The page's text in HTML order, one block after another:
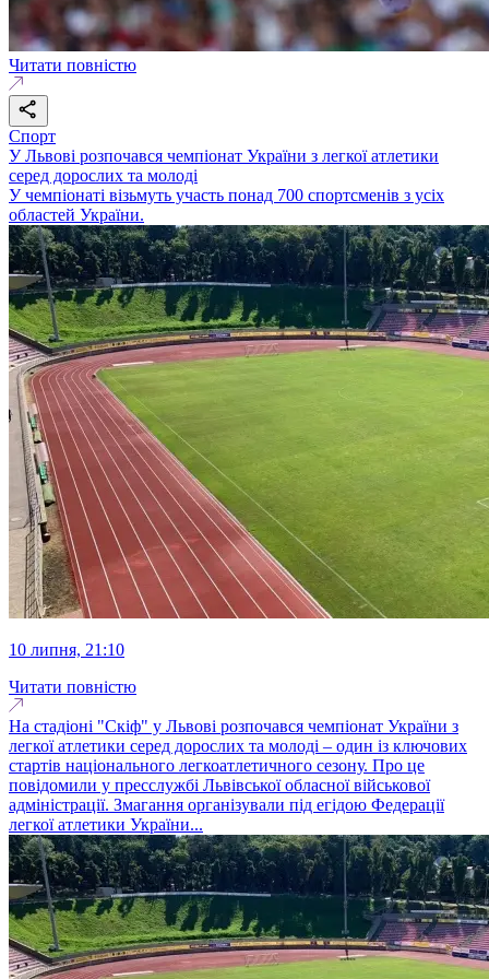
Читати повністю
Спорт
У Львові розпочався чемпіонат України з легкої атлетики
серед дорослих та молоді
У чемпіонаті візьмуть участь понад 700 спортсменів з усіх
областей України.
10 липня, 21:10
Читати повністю
На стадіоні "Скіф" у Львові розпочався чемпіонат України з
легкої атлетики серед дорослих та молоді – один із ключових
стартів національного легкоатлетичного сезону. Про це
повідомили у пресслужбі Львівської обласної військової
адміністрації. Змагання організували під егідою Федерації
легкої атлетики України...